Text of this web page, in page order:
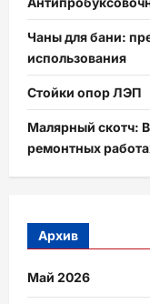
Чаны для бани:
использования
Стойки опор ЛЭП
Малярный скотч:
ремонтных
Архив
Май 2026